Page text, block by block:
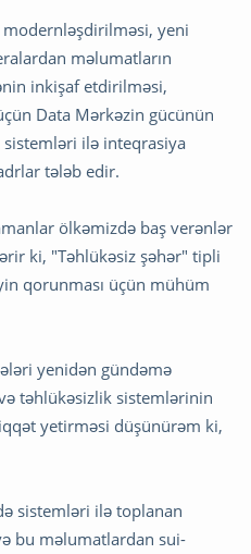
yeni
məlumatların
inkişaf etdirilməsi,
Data Mərkəzin gücünün
sistemləri ilə inteqrasiya
tələb edir.
ölkəmizdə baş verənlər
ki, "Təhlükəsiz şəhər" tipli
qorunması üçün mühüm
yenidən gündəmə
təhlükəsizlik sistemlərinin
yetirməsi düşünürəm ki,
sistemləri ilə toplanan
bu məlumatlardan sui-